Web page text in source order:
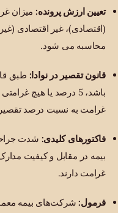
تعیین ارزش پرونده:میزان
محاسبه می شود.
قانون تقصیر در نوادا: طبق
غرامت به نسبت درصد
فاکتورهای کلیدی: شدت
بیمه در مقابل و کیفیت
غرامت دارند.
فرمول:شرکت‌های بیمه